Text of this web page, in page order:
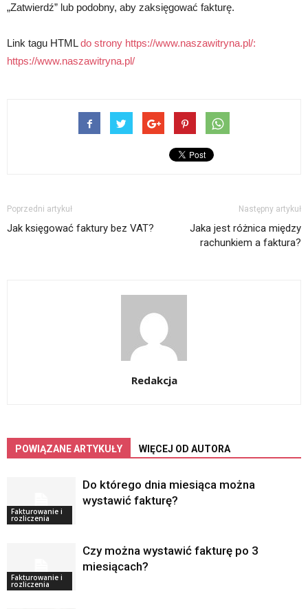
„Zatwierdź” lub podobny, aby zaksięgować fakturę.
Link tagu HTMLdo strony https://www.naszawitryna.pl/:
https://www.naszawitryna.pl/
Poprzedni artykuł
Jak księgować faktury bez VAT?
Następny artykuł
Jaka jest różnica między
rachunkiem a faktura?
Redakcja
POWIĄZANE ARTYKUŁY WIĘCEJ OD AUTORA
Fakturowanie i
rozliczenia
Do którego dnia miesiąca można
wystawić fakturę?
Fakturowanie i
rozliczenia
Czy można wystawić fakturę po 3
miesiącach?